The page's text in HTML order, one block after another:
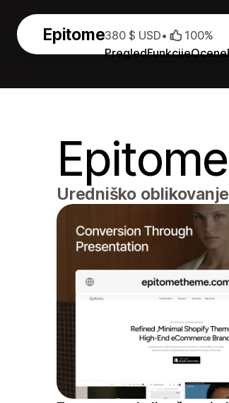
Epitome
PregledFunkcijeOcene
380 $ USD• 100%
Epitome
Uredniško